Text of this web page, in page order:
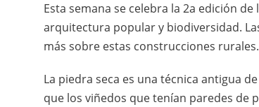
Esta semana se celebra la 2a edición
arquitectura popular y biodiversidad.
más sobre estas construcciones rurales.
La piedra seca es una técnica antigua
que los viñedos que tenían paredes de